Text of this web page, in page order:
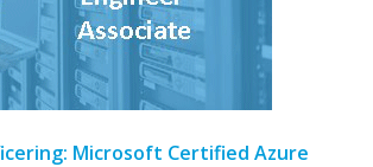
Microsoft Certified Azure